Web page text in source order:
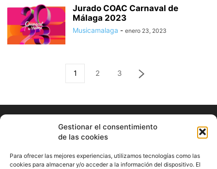
Gestionar el consentimiento
de las cookies
Para ofrecer las mejores experiencias, utilizamos tecnologías como las
cookies para almacenar y/o acceder a la información del dispositivo. El
Jurado COAC Carnaval de
Málaga 2023
Musicamalaga - enero 23, 2023
1 2 3